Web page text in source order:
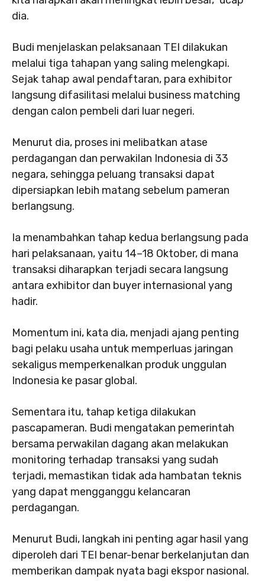
dia.
Budi menjelaskan pelaksanaan TEI dilakukan
melalui tiga tahapan yang saling melengkapi.
Sejak tahap awal pendaftaran, para exhibitor
langsung difasilitasi melalui business matching
dengan calon pembeli dari luar negeri.
Menurut dia, proses ini melibatkan atase
perdagangan dan perwakilan Indonesia di 33
negara, sehingga peluang transaksi dapat
dipersiapkan lebih matang sebelum pameran
berlangsung.
Ia menambahkan tahap kedua berlangsung pada
hari pelaksanaan, yaitu 14–18 Oktober, di mana
transaksi diharapkan terjadi secara langsung
antara exhibitor dan buyer internasional yang
hadir.
Momentum ini, kata dia, menjadi ajang penting
bagi pelaku usaha untuk memperluas jaringan
sekaligus memperkenalkan produk unggulan
Indonesia ke pasar global.
Sementara itu, tahap ketiga dilakukan
pascapameran. Budi mengatakan pemerintah
bersama perwakilan dagang akan melakukan
monitoring terhadap transaksi yang sudah
terjadi, memastikan tidak ada hambatan teknis
yang dapat mengganggu kelancaran
perdagangan.
Menurut Budi, langkah ini penting agar hasil yang
diperoleh dari TEI benar-benar berkelanjutan dan
memberikan dampak nyata bagi ekspor nasional.